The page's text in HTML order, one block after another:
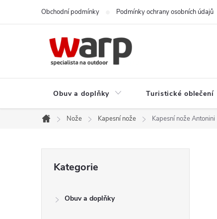
Obchodní podmínky Podmínky ochrany osobních údajů
Obuv a doplňky Turistické oblečení
Domů
Nože Kapesní nože Kapesní nože Antonini
kategorie
Kategorie
Obuv a doplňky